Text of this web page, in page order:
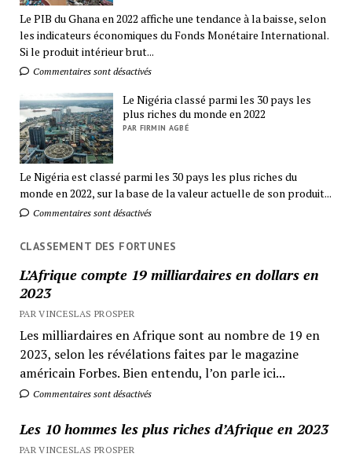
Le PIB du Ghana en 2022 affiche une tendance à la baisse, selon
les indicateurs économiques du Fonds Monétaire International.
Si le produit intérieur brut...
Commentaires sont désactivés
Le Nigéria classé parmi les 30 pays les
plus riches du monde en 2022
PAR FIRMIN AGBÉ
Le Nigéria est classé parmi les 30 pays les plus riches du
monde en 2022, sur la base de la valeur actuelle de son produit...
Commentaires sont désactivés
CLASSEMENT DES FORTUNES
L’Afrique compte 19 milliardaires en dollars en
2023
PAR VINCESLAS PROSPER
Les milliardaires en Afrique sont au nombre de 19 en
2023, selon les révélations faites par le magazine
américain Forbes. Bien entendu, l’on parle ici...
Commentaires sont désactivés
Les 10 hommes les plus riches d’Afrique en 2023
PAR VINCESLAS PROSPER